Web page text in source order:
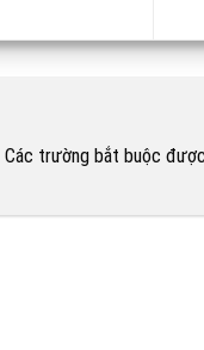
Các trường bắt buộc